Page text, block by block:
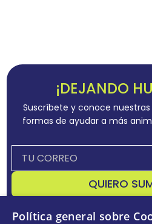
¡DEJANDO
Suscríbete y conoce
formas de ayudar a más
QUIERO
Política general sobre